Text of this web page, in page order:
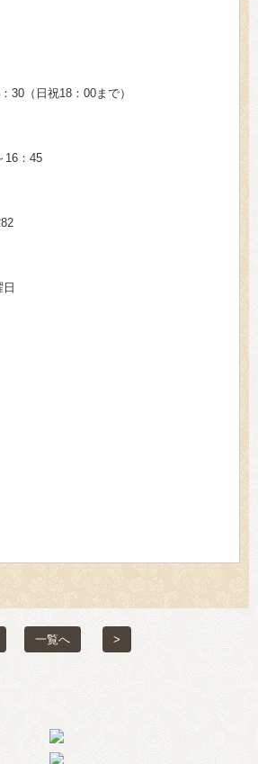
（日祝18：00まで）
：45
一覧へ >